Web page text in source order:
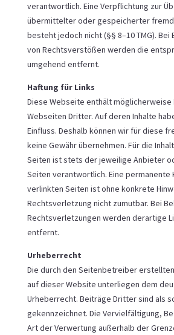
verantwortlich. Eine Verpflichtung zur
übermittelter oder gespeicherter
besteht jedoch nicht (§§ 8–10 TMG). Bei
von Rechtsverstößen werden die
umgehend entfernt.
Haftung für Links
Diese Webseite enthält möglicherweise
Webseiten Dritter. Auf deren Inhalte
Einfluss. Deshalb können wir für diese
keine Gewähr übernehmen. Für die
Seiten ist stets der jeweilige Anbieter
Seiten verantwortlich. Eine permanente
verlinkten Seiten ist ohne konkrete
Rechtsverletzung nicht zumutbar. Bei
Rechtsverletzungen werden derartige
entfernt.
Urheberrecht
Die durch den Seitenbetreiber
auf dieser Website unterliegen dem
Urheberrecht. Beiträge Dritter sind als
gekennzeichnet. Die Vervielfältigung,
Art der Verwertung außerhalb der